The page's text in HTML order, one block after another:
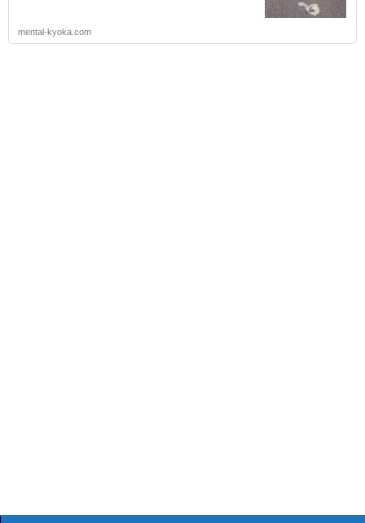
mental-kyoka.com